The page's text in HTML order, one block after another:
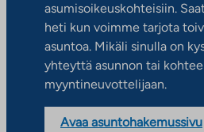
asumisoikeuskohteisiin.
heti kun voimme tarjota
asuntoa. Mikäli sinulla on
yhteyttä asunnon tai
myyntineuvottelijaan.
Avaa asuntohakemussivu